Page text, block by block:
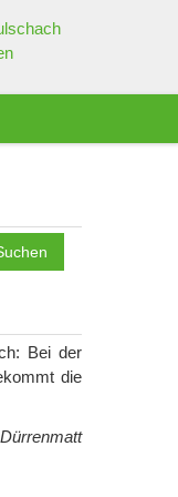
Bei der
die